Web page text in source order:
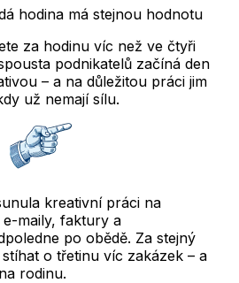
hodina má stejnou hodnotu
za hodinu víc než ve čtyři
podnikatelů začíná den
– a na důležitou práci jim
už nemají sílu.
kreativní práci na
e-maily, faktury a
po obědě. Za stejný
o třetinu víc zakázek – a
rodinu.